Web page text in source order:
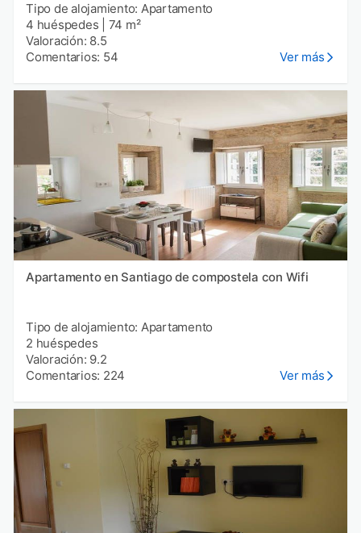
Tipo de alojamiento: Apartamento
4 huéspedes
74 m²
Valoración: 8.5
Comentarios: 54
Ver más
Apartamento en Santiago de compostela con Wifi
Tipo de alojamiento: Apartamento
2 huéspedes
Valoración: 9.2
Comentarios: 224
Ver más